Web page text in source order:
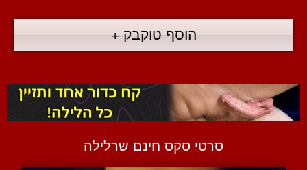
הוסף טוקבק +
סרטי סקס חינם שרלילה